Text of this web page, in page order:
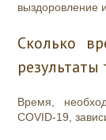
выздоровление
Сколько
результаты
Время,
COVID-19,